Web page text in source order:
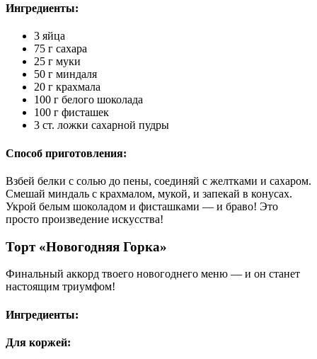
Ингредиенты:
3 яйца
75 г сахара
25 г муки
50 г миндаля
20 г крахмала
100 г белого шоколада
100 г фисташек
3 ст. ложки сахарной пудры
Способ приготовления:
Взбей белки с солью до пены, соединяй с желтками и сахаром.
Смешай миндаль с крахмалом, мукой, и запекай в конусах.
Укрой белым шоколадом и фисташками — и браво! Это
просто произведение искусства!
Торт «Новогодняя Горка»
Финальный аккорд твоего новогоднего меню — и он станет
настоящим триумфом!
Ингредиенты:
Для коржей: